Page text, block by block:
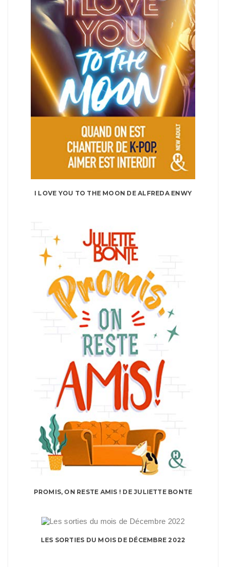
I LOVE YOU TO THE MOON DE ALFREDA ENWY
PROMIS, ON RESTE AMIS ! DE JULIETTE BONTE
LES SORTIES DU MOIS DE DÉCEMBRE 2022